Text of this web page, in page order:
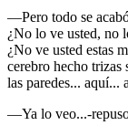
—Pero todo se
¿No lo ve usted, no
¿No ve usted estas
cerebro hecho trizas
las paredes... aquí...
—Ya lo veo...-